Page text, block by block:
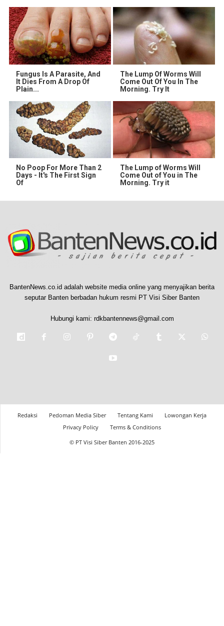
Fungus Is A Parasite, And
It Dies From A Drop Of
Plain...
The Lump Of Worms Will
Come Out Of You In The
Morning. Try It
No Poop For More Than 2
Days - It's The First Sign
Of
The Lump of Worms Will
Come Out of You in The
Morning. Try it
BantenNews.co.id adalah website media online yang menyajikan berita
seputar Banten berbadan hukum resmi PT Visi Siber Banten
Hubungi kami: rdkbantennews@gmail.com
Redaksi Pedoman Media Siber Tentang Kami
Lowongan Kerja
Privacy Policy
Terms & Conditions
© PT Visi Siber Banten 2016-2025